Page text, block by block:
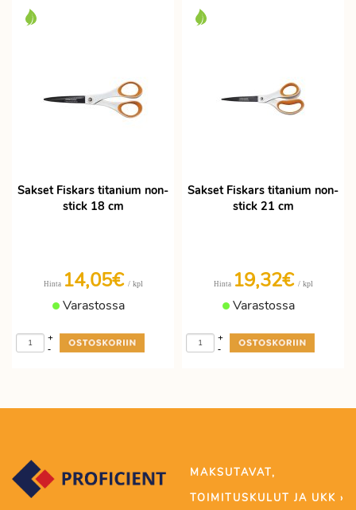
Sakset Fiskars titanium non-
stick 18 cm
Hinta 14,05€ / kpl
Varastossa
-
+
Sakset Fiskars titanium non-
stick 21 cm
Hinta 19,32€ / kpl
Varastossa
-
+
MAKSUTAVAT,
TOIMITUSKULUT JA UKK ›